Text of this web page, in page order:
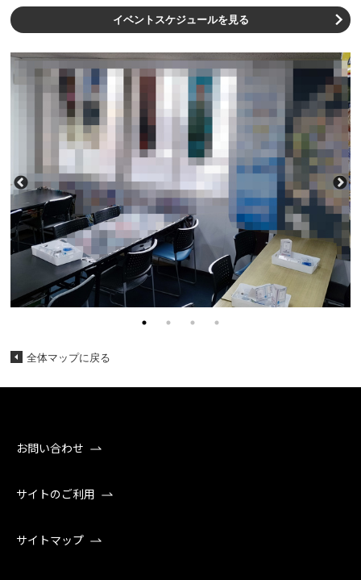
イベントスケジュールを見る
全体マップに戻る
お問い合わせ
サイトのご利用
サイトマップ